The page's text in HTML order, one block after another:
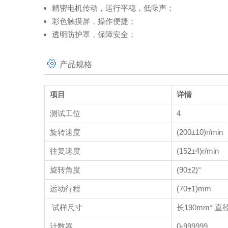
精密电机传动，运行平稳，低噪声；
彩色触摸屏，操作便捷；
透明防护罩，保障安全；
产品规格
项目 详情
测试工位 4
旋转速度 (200±10)r/min
往复速度 (152±4)r/min
旋转角度 (90±2)°
运动行程 (70±1)mm
试样尺寸 长190mm* 直
计数器 0-999999